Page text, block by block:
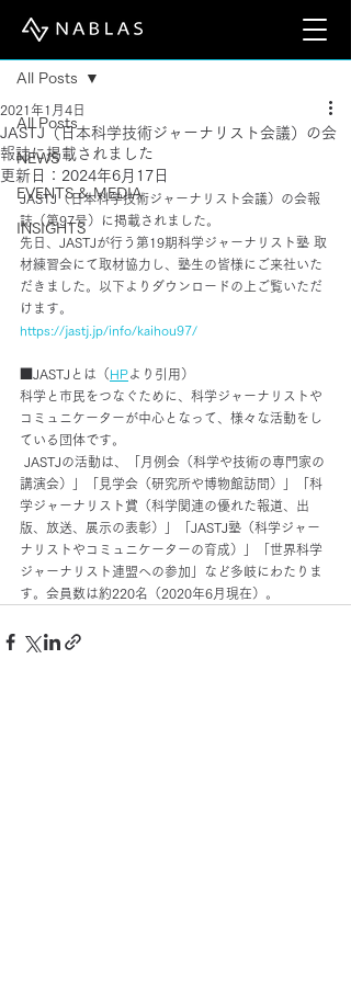
記事
All Posts
NEWS
EVENTS & MEDIA
INSIGHTS
All Posts
JASTJ（日本科学技術ジャーナリスト会議）の会
報誌に掲載されました
2021年1月4日
更新日： 2024年6月17日
JASTJ（日本科学技術ジャーナリスト会議）の会報
誌（第97号）に掲載されました。
先日、JASTJが行う第19期科学ジャーナリスト塾 取
材練習会にて取材協力し、塾生の皆様にご来社いた
だきました。以下よりダウンロードの上ご覧いただ
けます。
https://jastj.jp/info/kaihou97/
■JASTJとは（ HPより引用）
科学と市民をつなぐために、科学ジャーナリストや
コミュニケーターが中心となって、様々な活動をし
ている団体です。
講演会）」「見学会（研究所や博物館訪問）」「科
学ジャーナリスト賞（科学関連の優れた報道、出
版、放送、展示の表彰）」「JASTJ塾（科学ジャー
ナリストやコミュニケーターの育成）」「世界科学
ジャーナリスト連盟への参加」など多岐にわたりま
す。会員数は約220名（2020年6月現在）。